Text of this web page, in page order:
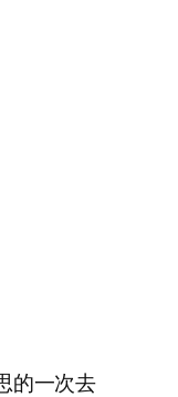
的一次去